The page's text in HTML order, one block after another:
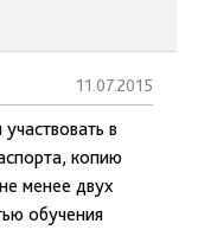
11.07.2015
в
копию
менее двух
обучения